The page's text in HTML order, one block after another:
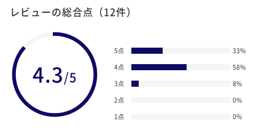
レビューの総合点 （12件）
4.3/5
5点 33%
4点
58%
3点
8%
2点
0%
1点
0%